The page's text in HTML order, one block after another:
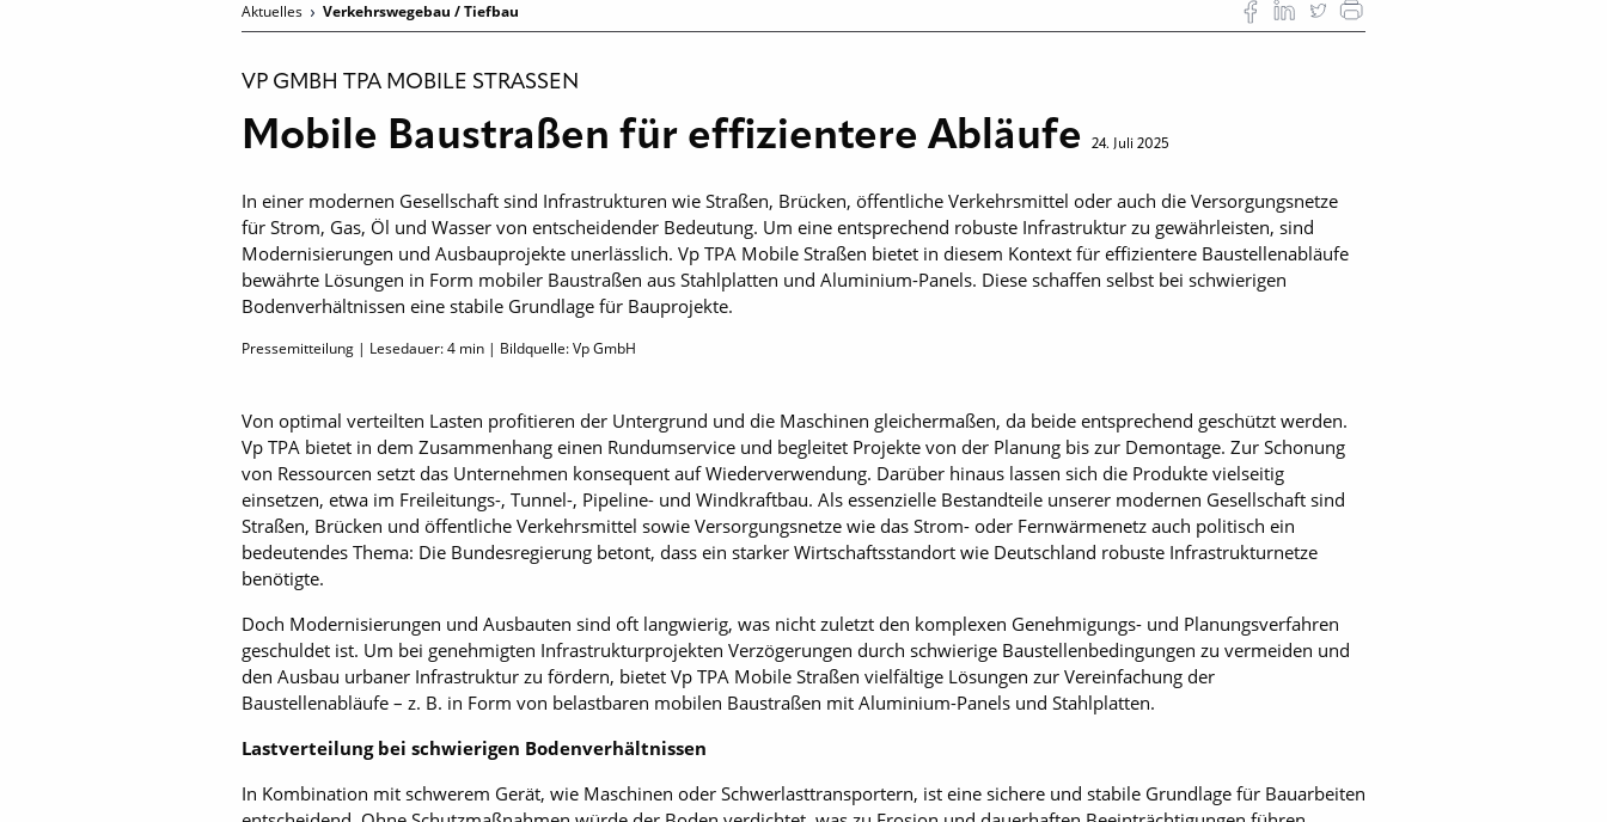
Aktuelles Verkehrswegebau / Tiefbau
VP GMBH TPA MOBILE STRASSEN
Mobile Baustraßen für effizientere Abläufe 24. Juli 2025
In einer modernen Gesellschaft sind Infrastrukturen wie Straßen, Brücken, öffentliche Verkehrsmittel oder auch die Versorgungsnetze
für Strom, Gas, Öl und Wasser von entscheidender Bedeutung. Um eine entsprechend robuste Infrastruktur zu gewährleisten, sind
Modernisierungen und Ausbauprojekte unerlässlich. Vp TPA Mobile Straßen bietet in diesem Kontext für effizientere Baustellenabläufe
bewährte Lösungen in Form mobiler Baustraßen aus Stahlplatten und Aluminium-Panels. Diese schaffen selbst bei schwierigen
Bodenverhältnissen eine stabile Grundlage für Bauprojekte.
Pressemitteilung | Lesedauer:4 min | Bildquelle: Vp GmbH
Von optimal verteilten Lasten profitieren der Untergrund und die Maschinen gleichermaßen, da beide entsprechend geschützt werden.
Vp TPA bietet in dem Zusammenhang einen Rundumservice und begleitet Projekte von der Planung bis zur Demontage. Zur Schonung
von Ressourcen setzt das Unternehmen konsequent auf Wiederverwendung. Darüber hinaus lassen sich die Produkte vielseitig
einsetzen, etwa im Freileitungs-, Tunnel-, Pipeline- und Windkraftbau. Als essenzielle Bestandteile unserer modernen Gesellschaft sind
Straßen, Brücken und öffentliche Verkehrsmittel sowie Versorgungsnetze wie das Strom- oder Fernwärmenetz auch politisch ein
bedeutendes Thema: Die Bundesregierung betont, dass ein starker Wirtschaftsstandort wie Deutschland robuste Infrastrukturnetze
benötigte.
Doch Modernisierungen und Ausbauten sind oft langwierig, was nicht zuletzt den komplexen Genehmigungs- und Planungsverfahren
geschuldet ist. Um bei genehmigten Infrastrukturprojekten Verzögerungen durch schwierige Baustellenbedingungen zu vermeiden und
den Ausbau urbaner Infrastruktur zu fördern, bietet Vp TPA Mobile Straßen vielfältige Lösungen zur Vereinfachung der
Baustellenabläufe – z. B. in Form von belastbaren mobilen Bau­straßen mit Aluminium-Panels und Stahlplatten.
Lastverteilung bei schwierigen Bodenverhältnissen
In Kombination mit schwerem Gerät, wie Maschinen oder Schwerlasttransportern, ist eine sichere und stabile Grundlage für Bauarbeiten